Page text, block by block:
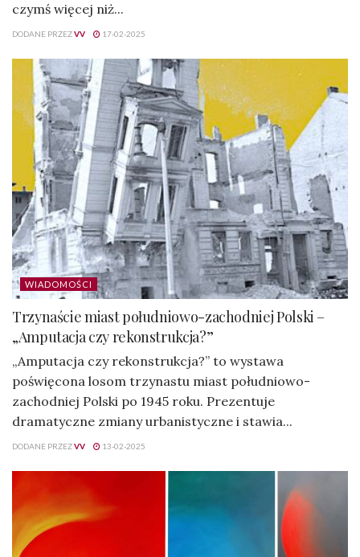
czymś więcej niż...
DODANE PRZEZVV 17-02-2025
WIADOMOŚCI
Trzynaście miast południowo-zachodniej Polski –
„Amputacja czy rekonstrukcja?”
„Amputacja czy rekonstrukcja?” to wystawa
poświęcona losom trzynastu miast południowo-
zachodniej Polski po 1945 roku. Prezentuje
dramatyczne zmiany urbanistyczne i stawia...
DODANE PRZEZVV 13-02-2025